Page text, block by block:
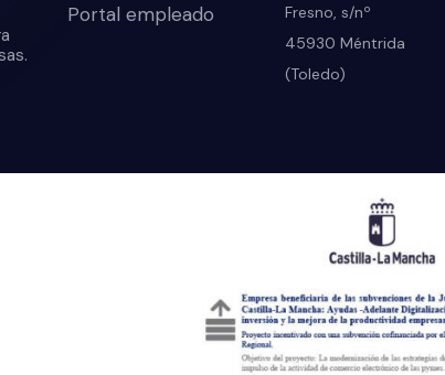
Portal empleado
Fresno, s/nº
45930 Méntrida
(Toledo)